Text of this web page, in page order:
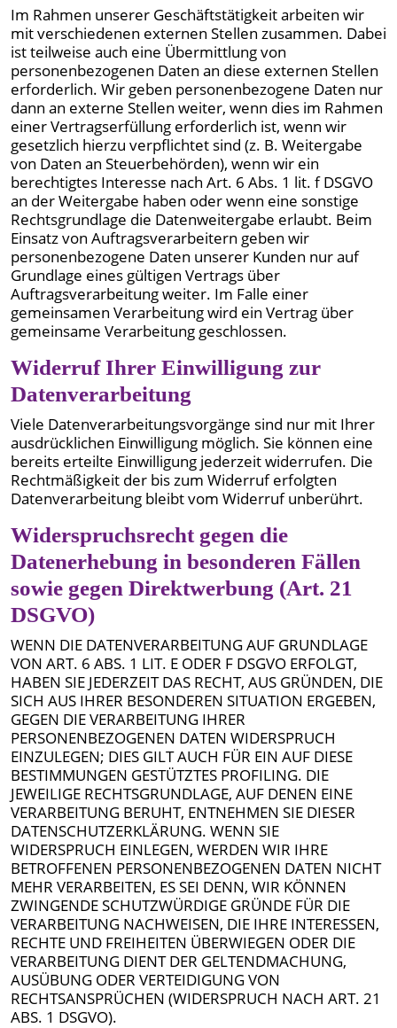
Im Rahmen unserer Geschäftstätigkeit arbeiten wir
mit verschiedenen externen Stellen zusammen. Dabei
ist teilweise auch eine Übermittlung von
personenbezogenen Daten an diese externen Stellen
erforderlich. Wir geben personenbezogene Daten nur
dann an externe Stellen weiter, wenn dies im Rahmen
einer Vertragserfüllung erforderlich ist, wenn wir
gesetzlich hierzu verpflichtet sind (z. B. Weitergabe
von Daten an Steuerbehörden), wenn wir ein
berechtigtes Interesse nach Art. 6 Abs. 1 lit. f DSGVO
an der Weitergabe haben oder wenn eine sonstige
Rechtsgrundlage die Datenweitergabe erlaubt. Beim
Einsatz von Auftragsverarbeitern geben wir
personenbezogene Daten unserer Kunden nur auf
Grundlage eines gültigen Vertrags über
Auftragsverarbeitung weiter. Im Falle einer
gemeinsamen Verarbeitung wird ein Vertrag über
gemeinsame Verarbeitung geschlossen.
Widerruf Ihrer Einwilligung zur
Datenverarbeitung
Viele Datenverarbeitungsvorgänge sind nur mit Ihrer
ausdrücklichen Einwilligung möglich. Sie können eine
bereits erteilte Einwilligung jederzeit widerrufen. Die
Rechtmäßigkeit der bis zum Widerruf erfolgten
Datenverarbeitung bleibt vom Widerruf unberührt.
Widerspruchsrecht gegen die
Datenerhebung in besonderen Fällen
sowie gegen Direktwerbung (Art. 21
DSGVO)
WENN DIE DATENVERARBEITUNG AUF GRUNDLAGE
VON ART. 6 ABS. 1 LIT. E ODER F DSGVO ERFOLGT,
HABEN SIE JEDERZEIT DAS RECHT, AUS GRÜNDEN, DIE
SICH AUS IHRER BESONDEREN SITUATION ERGEBEN,
GEGEN DIE VERARBEITUNG IHRER
PERSONENBEZOGENEN DATEN WIDERSPRUCH
EINZULEGEN; DIES GILT AUCH FÜR EIN AUF DIESE
BESTIMMUNGEN GESTÜTZTES PROFILING. DIE
JEWEILIGE RECHTSGRUNDLAGE, AUF DENEN EINE
VERARBEITUNG BERUHT, ENTNEHMEN SIE DIESER
DATENSCHUTZERKLÄRUNG. WENN SIE
WIDERSPRUCH EINLEGEN, WERDEN WIR IHRE
BETROFFENEN PERSONENBEZOGENEN DATEN NICHT
MEHR VERARBEITEN, ES SEI DENN, WIR KÖNNEN
ZWINGENDE SCHUTZWÜRDIGE GRÜNDE FÜR DIE
VERARBEITUNG NACHWEISEN, DIE IHRE INTERESSEN,
RECHTE UND FREIHEITEN ÜBERWIEGEN ODER DIE
VERARBEITUNG DIENT DER GELTENDMACHUNG,
AUSÜBUNG ODER VERTEIDIGUNG VON
RECHTSANSPRÜCHEN (WIDERSPRUCH NACH ART. 21
ABS. 1 DSGVO).